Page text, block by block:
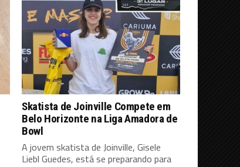
Skatista de Joinville Compete em
Belo Horizonte na Liga Amadora de
Bowl
A jovem skatista de Joinville, Gisele
Liebl Guedes, está se preparando para